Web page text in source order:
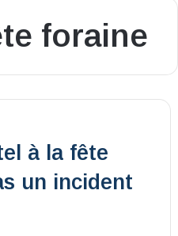
foraine
à la fête
un incident